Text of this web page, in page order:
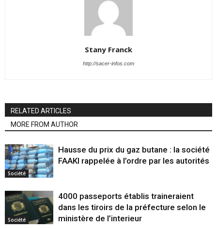
Stany Franck
http://sacer-infos.com
RELATED ARTICLES
MORE FROM AUTHOR
Société
Hausse du prix du gaz butane : la société
FAAKI rappelée à l’ordre par les autorités
Société
4000 passeports établis traineraient
dans les tiroirs de la préfecture selon le
ministère de l’interieur